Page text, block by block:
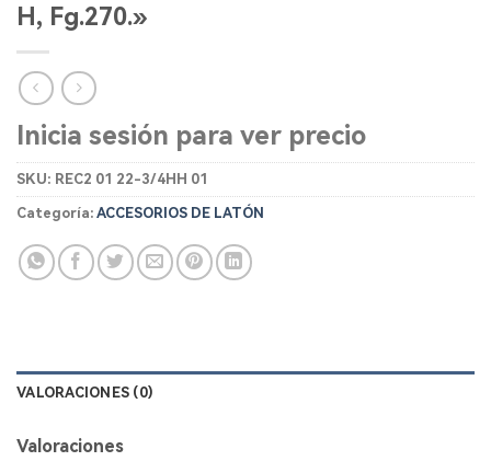
H, Fg.270.»
Inicia sesión para ver precio
SKU: REC2 01 22-3/4HH 01
Categoría: ACCESORIOS DE LATÓN
VALORACIONES (0)
Valoraciones